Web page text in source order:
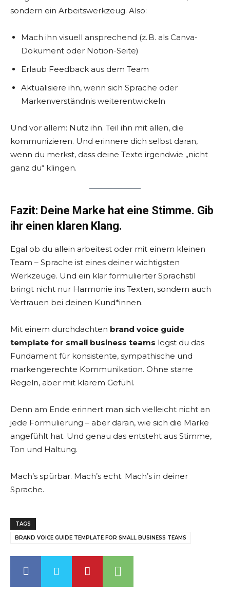
sondern ein Arbeitswerkzeug. Also:
Mach ihn visuell ansprechend (z. B. als Canva-
Dokument oder Notion-Seite)
Erlaub Feedback aus dem Team
Aktualisiere ihn, wenn sich Sprache oder
Markenverständnis weiterentwickeln
Und vor allem: Nutz ihn. Teil ihn mit allen, die
kommunizieren. Und erinnere dich selbst daran,
wenn du merkst, dass deine Texte irgendwie „nicht
ganz du“ klingen.
Fazit: Deine Marke hat eine Stimme. Gib
ihr einen klaren Klang.
Egal ob du allein arbeitest oder mit einem kleinen
Team – Sprache ist eines deiner wichtigsten
Werkzeuge. Und ein klar formulierter Sprachstil
bringt nicht nur Harmonie ins Texten, sondern auch
Vertrauen bei deinen Kund*innen.
Mit einem durchdachten brand voice guide
template for small business teams legst du das
Fundament für konsistente, sympathische und
markengerechte Kommunikation. Ohne starre
Regeln, aber mit klarem Gefühl.
Denn am Ende erinnert man sich vielleicht nicht an
jede Formulierung – aber daran, wie sich die Marke
angefühlt hat. Und genau das entsteht aus Stimme,
Ton und Haltung.
Mach’s spürbar. Mach’s echt. Mach’s in deiner
Sprache.
TAGS
BRAND VOICE GUIDE TEMPLATE FOR SMALL BUSINESS TEAMS